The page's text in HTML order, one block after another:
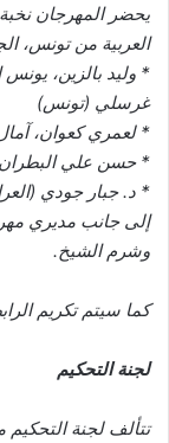
يحضر المهرجان
العربية من تونس،
* وليد بالزين،
غرسلي (تونس)
* لعمري كعوان،
* حسن علي البطران
* د. جبار جودي
إلى جانب مديري
وشرم الشيخ.
كما سيتم تكريم
لجنة التحكيم
تتألف لجنة التحكيم